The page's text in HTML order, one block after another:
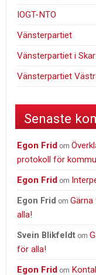
IOGT-NTO
Vänsterpartiet
Vänsterpartiet i
Vänsterpartiet
Senaste
Egon Frid om
protokoll för
Egon Frid om
Egon Frid om
alla!
Svein Blikfeldt om
för alla!
Egon Frid om